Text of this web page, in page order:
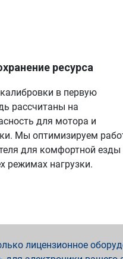
ресурса
в первую
рассчитаны на
для мотора и
Мы оптимизируем
для комфортной езды
режимах нагрузки.
лицензионное